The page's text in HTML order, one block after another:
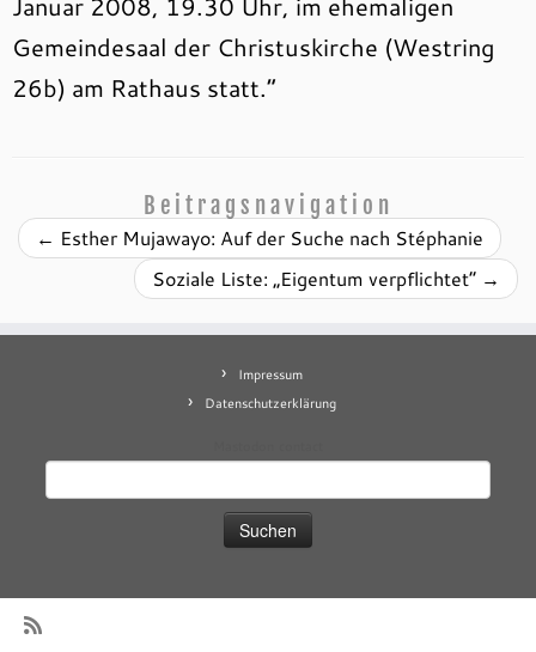
Gemeindesaal der Christuskirche (Westring
26b) am Rathaus statt.“
Beitragsnavigation
← Esther Mujawayo: Auf der Suche nach Stéphanie
Soziale Liste: „Eigentum verpflichtet“ →
Impressum
Datenschutzerklärung